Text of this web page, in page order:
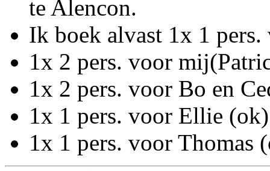
te Alencon.
Ik boek alvast 1x 1
1x 2 pers. voor
1x 2 pers. voor Bo en
1x 1 pers. voor Ellie (ok)
1x 1 pers. voor Thomas